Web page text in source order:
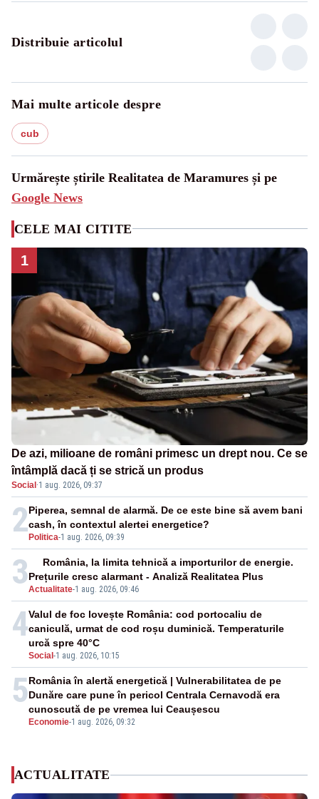
Distribuie articolul
Mai multe articole despre
cub
Urmărește știrile Realitatea de Maramures și pe
Google News
CELE MAI CITITE
1
De azi, milioane de români primesc un drept nou. Ce se
întâmplă dacă ți se strică un produs
Social ·1 aug. 2026, 09:37
2 Politica-1 aug. 2026, 09:39
Piperea, semnal de alarmă. De ce este bine să avem bani
cash, în contextul alertei energetice?
3Actualitate-1 aug. 2026, 09:46
România, la limita tehnică a importurilor de energie.
Prețurile cresc alarmant - Analiză Realitatea Plus
4
Social -1 aug. 2026, 10:15
Valul de foc lovește România: cod portocaliu de
caniculă, urmat de cod roșu duminică. Temperaturile
urcă spre 40°C
5
Economie-1 aug. 2026, 09:32
România în alertă energetică | Vulnerabilitatea de pe
Dunăre care pune în pericol Centrala Cernavodă era
cunoscută de pe vremea lui Ceaușescu
ACTUALITATE